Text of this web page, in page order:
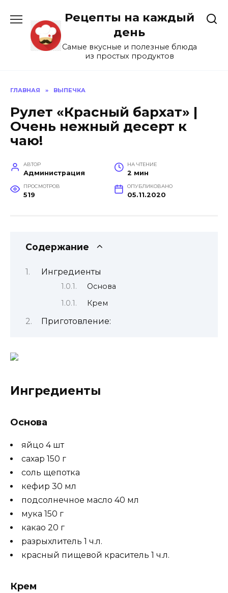
содержанию
Рецепты на каждый
день
Самые вкусные и полезные блюда
из простых продуктов
ГЛАВНАЯ » ВЫПЕЧКА
Рулет «Красный бархат» |
Очень нежный десерт к
чаю!
АВТОР
Администрация
НА ЧТЕНИЕ
2 мин
ПРОСМОТРОВ
519
ОПУБЛИКОВАНО
05.11.2020
Содержание
Ингредиенты
Основа
Крем
Приготовление:
Ингредиенты
Основа
яйцо 4 шт
сахар 150 г
соль щепотка
кефир 30 мл
подсолнечное масло 40 мл
мука 150 г
какао 20 г
разрыхлитель 1 ч.л.
красный пищевой краситель 1 ч.л.
Крем